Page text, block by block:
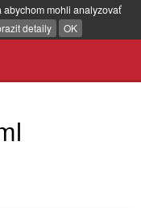
mohli analyzovať
detaily OK